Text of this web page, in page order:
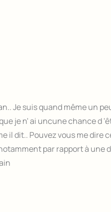
Je suis quand même un
je n' ai uncune chance d
dit.. Pouvez vous me dire
par rapport à